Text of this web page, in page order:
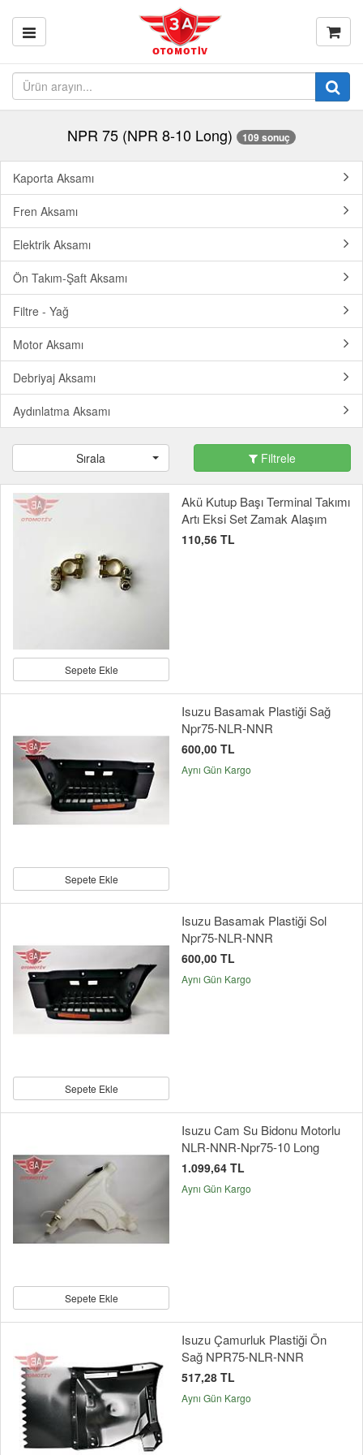
NPR 75 (NPR 8-10 Long) 109 sonuç
Kaporta Aksamı
Fren Aksamı
Elektrik Aksamı
Ön Takım-Şaft Aksamı
Filtre - Yağ
Motor Aksamı
Debriyaj Aksamı
Aydınlatma Aksamı
Sırala Filtrele
Sepete Ekle
Akü Kutup Başı Terminal Takımı
Artı Eksi Set Zamak Alaşım
110,56 TL
Sepete Ekle
Isuzu Basamak Plastiği Sağ
Npr75-NLR-NNR
600,00 TL
Aynı Gün Kargo
Sepete Ekle
Isuzu Basamak Plastiği Sol
Npr75-NLR-NNR
600,00 TL
Aynı Gün Kargo
Sepete Ekle
Isuzu Cam Su Bidonu Motorlu
NLR-NNR-Npr75-10 Long
1.099,64 TL
Aynı Gün Kargo
Isuzu Çamurluk Plastiği Ön
Sağ NPR75-NLR-NNR
517,28 TL
Aynı Gün Kargo